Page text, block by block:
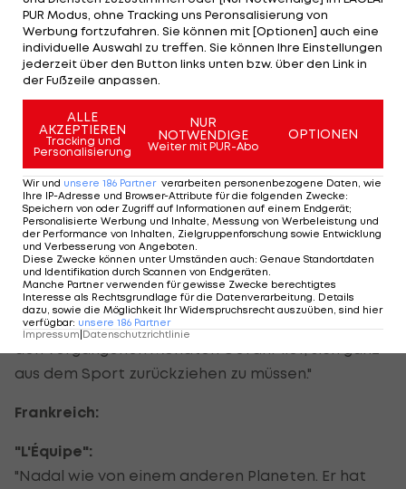
gewinnen, und es mag noch mehr geben, trotz
seiner Verletzungsgeschichte."
Italien:
"La Gazzetta dello Sport":
"Nadal, du bist unsterblich! Er schlägt Medvedev in
einer Aufholjagd und holt seinen 21. Grad Slam."
"Corriere dello Sport":
"Historischer Erfolg für den spanischen
Tennisspieler: mit 35 Jahre ist das der 90. Titel, und
vor allem ist er der erste Tennisspieler der
Geschichte, der 21 Grand Slams gewinnt. Ein
unglaublicher Befreiungsschlag für Nadal, der in
aus dem Sport zurückziehen zu müssen."
Frankreich:
"L'Équipe":
"Nadal wie von einem anderen Planeten. Er hat
PUR Modus, ohne Tracking uns Peronsalisierung von
Werbung fortzufahren. Sie können mit [Optionen] auch eine
individuelle Auswahl zu treffen. Sie können Ihre Einstellungen
jederzeit über den Button links unten bzw. über den Link in
der Fußzeile anpassen.
ALLE
AKZEPTIEREN
Tracking und
Personalisierung
NUR
NOTWENDIGE
Weiter mit PUR-Abo
OPTIONEN
Wir und unsere 186 Partner verarbeiten personenbezogene Daten, wie
Ihre IP-Adresse und Browser-Attribute für die folgenden Zwecke:
Speichern von oder Zugriff auf Informationen auf einem Endgerät;
Personalisierte Werbung und Inhalte, Messung von Werbeleistung und
der Performance von Inhalten, Zielgruppenforschung sowie Entwicklung
und Verbesserung von Angeboten.
Diese Zwecke können unter Umständen auch: Genaue Standortdaten
und Identifikation durch Scannen von Endgeräten.
Manche Partner verwenden für gewisse Zwecke berechtigtes
Interesse als Rechtsgrundlage für die Datenverarbeitung. Details
dazu, sowie die Möglichkeit Ihr Widerspruchsrecht auszuüben, sind hier
verfügbar: unsere 186 Partner
Impressum Datenschutzrichtlinie